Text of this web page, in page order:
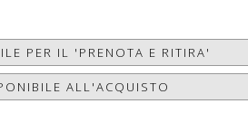
PER IL 'PRENOTA E RITIRA'
ALL'ACQUISTO